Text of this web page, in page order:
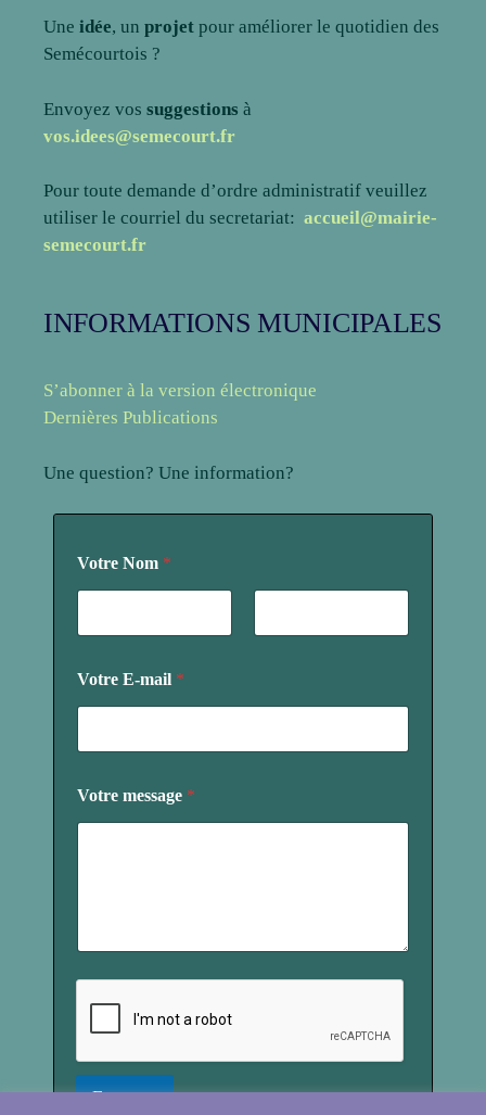
Une idée, un projet pour améliorer le quotidien des
Semécourtois ?
Envoyez vos suggestions à
vos.idees@semecourt.fr
Pour toute demande d’ordre administratif veuillez
utiliser le courriel du secretariat: accueil@mairie-
semecourt.fr
INFORMATIONS MUNICIPALES
S’abonner à la version électronique
Dernières Publications
Une question? Une information?
o
t
e
o
r
N
m
Votre Nom *
Votre E-mail *
Votre message *
Envoyer